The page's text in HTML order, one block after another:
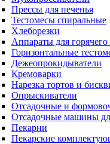
Прессы для печенья
Тестомесы спиральные
Хлеборезки
Аппараты для
Горизонтальные
Дежеопрокидыватели
Кремоварки
Нарезка тортов и
Опрыскиватели
Отсадочные и
Отсадочные машины
Пекарни
Пекарские